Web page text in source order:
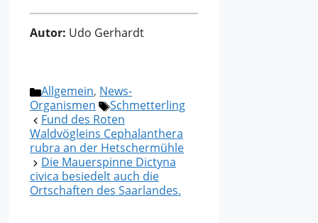
Autor: Udo Gerhardt
Kategorien
Allgemein, News-
Organismen
Schlagwörter
Schmetterling
Fund des Roten
Waldvögleins Cephalanthera
rubra an der Hetschermühle
Die Mauerspinne Dictyna
civica besiedelt auch die
Ortschaften des Saarlandes.